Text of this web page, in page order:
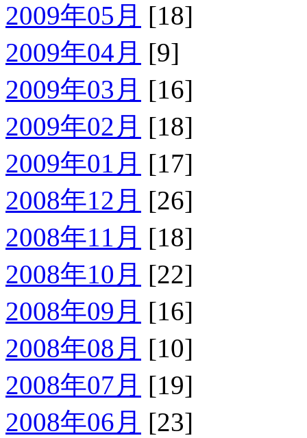
2009年05月 [18]
2009年04月 [9]
2009年03月 [16]
2009年02月 [18]
2009年01月 [17]
2008年12月 [26]
2008年11月 [18]
2008年10月 [22]
2008年09月 [16]
2008年08月 [10]
2008年07月 [19]
2008年06月 [23]